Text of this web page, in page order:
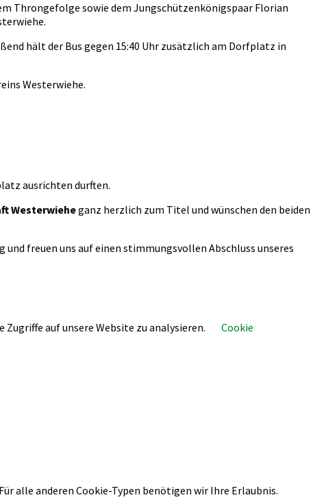
Throngefolge sowie dem Jungschützenkönigspaar Florian
hält der Bus gegen 15:40 Uhr zusätzlich am Dorfplatz in
Westerwiehe.
ausrichten durften.
Westerwieheganz herzlich zum Titel und wünschen den beiden
freuen uns auf einen stimmungsvollen Abschluss unseres
auf unsere Website zu analysieren.
Cookie
alle anderen Cookie-Typen benötigen wir Ihre Erlaubnis.